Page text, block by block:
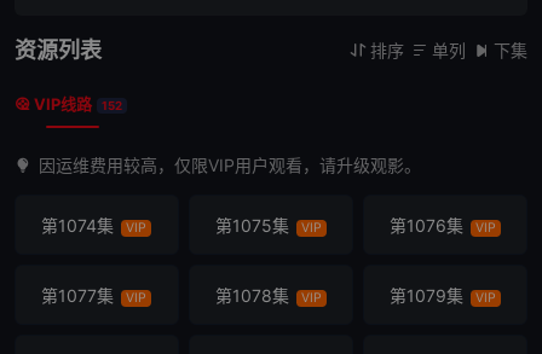
资源列表  排序  单列  下集
 VIP线路 152
因运维费用较高，仅限VIP用户观看，请升级观影。
第1071集 VIP 第1072集 VIP 第1073集
第1074集 VIP 第1075集 VIP 第1076集 VIP
第1077集 VIP 第1078集 VIP 第1079集 VIP